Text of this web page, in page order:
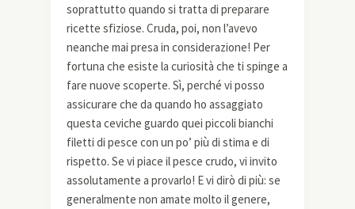
soprattutto quando si tratta di preparare
ricette sfiziose. Cruda, poi, non l’avevo
neanche mai presa in considerazione! Per
fortuna che esiste la curiosità che ti spinge a
fare nuove scoperte. Sì, perché vi posso
assicurare che da quando ho assaggiato
questa ceviche guardo quei piccoli bianchi
filetti di pesce con un po’ più di stima e di
rispetto. Se vi piace il pesce crudo, vi invito
assolutamente a provarlo! E vi dirò di più: se
generalmente non amate molto il genere,